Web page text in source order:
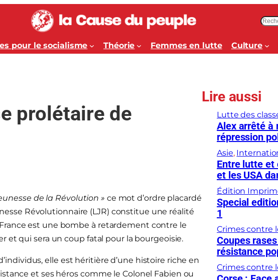
c
h
h
r
pour le socialisme Théorie Femmes en lutte Culture
prolétaire de
de la Révolution » ce mot d’ordre placardé
Révolutionnaire (LJR) constitue une réalité
est une bombe à retardement contre le
et qui sera un coup fatal pour la bourgeoisie.
elle est héritière d’une histoire riche en
et ses héros comme le Colonel Fabien ou
Lire aussi
Lutte des
Alex arrêté à
répression
Asie,
Entre lutte et
et les USA
Édition
Special
1
Crimes contre
Coupes
résistance
Crimes contre